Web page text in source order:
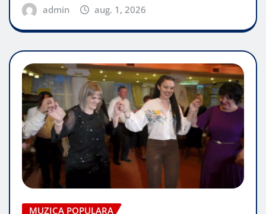
admin aug. 1, 2026
MUZICA POPULARA